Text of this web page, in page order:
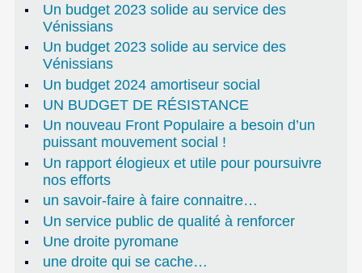
Un budget 2023 solide au service des
Vénissians
Un budget 2023 solide au service des
Vénissians
Un budget 2024 amortiseur social
UN BUDGET DE RÉSISTANCE
Un nouveau Front Populaire a besoin d’un
puissant mouvement social !
Un rapport élogieux et utile pour poursuivre
nos efforts
un savoir-faire à faire connaitre…
Un service public de qualité à renforcer
Une droite pyromane
une droite qui se cache…